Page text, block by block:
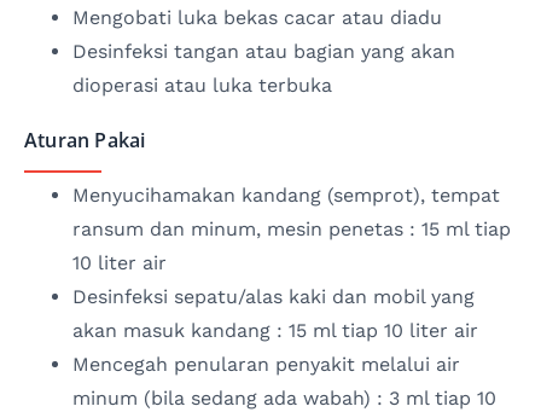
Mengobati luka bekas cacar atau diadu
Desinfeksi tangan atau bagian yang akan
dioperasi atau luka terbuka
Aturan Pakai
Menyucihamakan kandang (semprot), tempat
ransum dan minum, mesin penetas : 15 ml tiap
10 liter air
Desinfeksi sepatu/alas kaki dan mobil yang
akan masuk kandang : 15 ml tiap 10 liter air
Mencegah penularan penyakit melalui air
minum (bila sedang ada wabah) : 3 ml tiap 10